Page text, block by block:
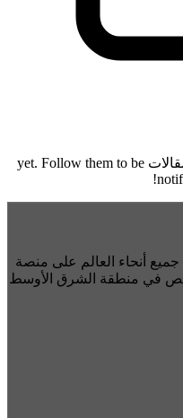
yet. Follow them to be
أنحاء العالم على منصة
في منطقة الشرق الأوسط